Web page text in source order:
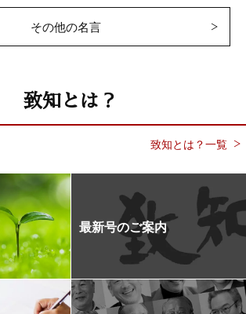
その他の名言
致知とは？
致知とは？一覧
最新号のご案内